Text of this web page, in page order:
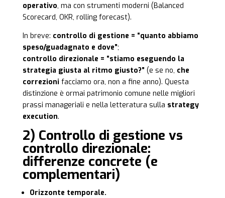
operativo, ma con strumenti moderni (Balanced
Scorecard, OKR, rolling forecast).
In breve: controllo di gestione = “quanto abbiamo
speso/guadagnato e dove”;
controllo direzionale = “stiamo eseguendo la
strategia giusta al ritmo giusto?” (e se no, che
correzioni facciamo ora, non a fine anno). Questa
distinzione è ormai patrimonio comune nelle migliori
prassi manageriali e nella letteratura sulla strategy
execution.
2) Controllo di gestione vs
controllo direzionale:
differenze concrete (e
complementari)
Orizzonte temporale.